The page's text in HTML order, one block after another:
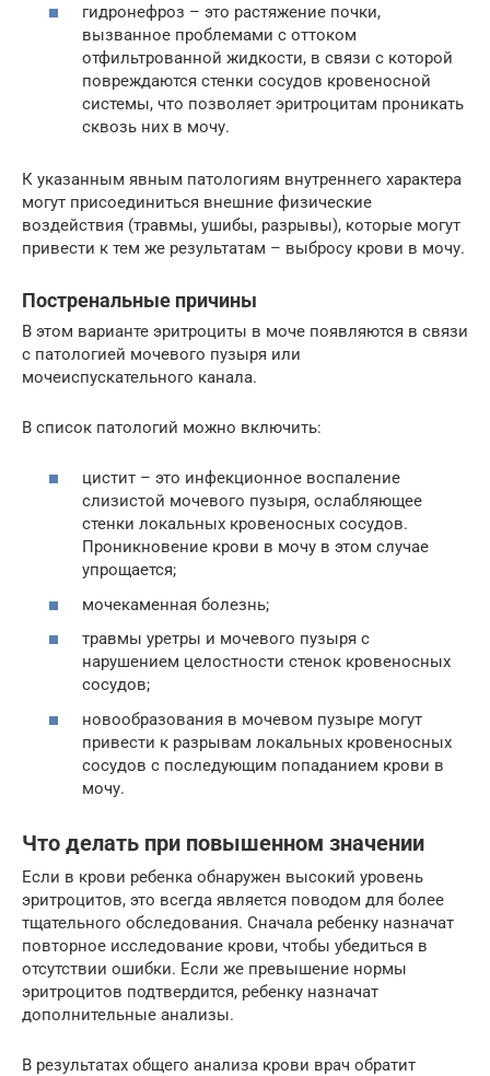
гидронефроз – это растяжение почки,
вызванное проблемами с оттоком
отфильтрованной жидкости, в связи с которой
повреждаются стенки сосудов кровеносной
системы, что позволяет эритроцитам проникать
сквозь них в мочу.
К указанным явным патологиям внутреннего характера
могут присоединиться внешние физические
воздействия (травмы, ушибы, разрывы), которые могут
привести к тем же результатам – выбросу крови в мочу.
Постренальные причины
В этом варианте эритроциты в моче появляются в связи
с патологией мочевого пузыря или
мочеиспускательного канала.
В список патологий можно включить:
цистит – это инфекционное воспаление
слизистой мочевого пузыря, ослабляющее
стенки локальных кровеносных сосудов.
Проникновение крови в мочу в этом случае
упрощается;
мочекаменная болезнь;
травмы уретры и мочевого пузыря с
нарушением целостности стенок кровеносных
сосудов;
новообразования в мочевом пузыре могут
привести к разрывам локальных кровеносных
сосудов с последующим попаданием крови в
мочу.
Что делать при повышенном значении
Если в крови ребенка обнаружен высокий уровень
эритроцитов, это всегда является поводом для более
тщательного обследования. Сначала ребенку назначат
повторное исследование крови, чтобы убедиться в
отсутствии ошибки. Если же превышение нормы
эритроцитов подтвердится, ребенку назначат
дополнительные анализы.
В результатах общего анализа крови врач обратит